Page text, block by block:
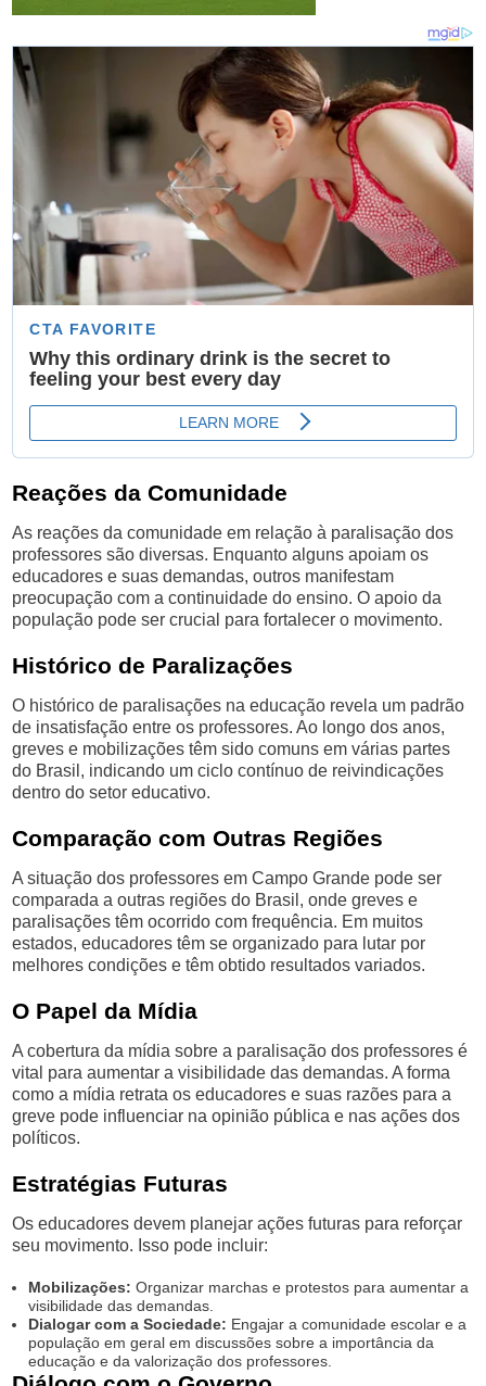
Reações da Comunidade
As reações da comunidade em relação à paralisação dos
professores são diversas. Enquanto alguns apoiam os
educadores e suas demandas, outros manifestam
preocupação com a continuidade do ensino. O apoio da
população pode ser crucial para fortalecer o movimento.
Histórico de Paralizações
O histórico de paralisações na educação revela um padrão
de insatisfação entre os professores. Ao longo dos anos,
greves e mobilizações têm sido comuns em várias partes
do Brasil, indicando um ciclo contínuo de reivindicações
dentro do setor educativo.
Comparação com Outras Regiões
A situação dos professores em Campo Grande pode ser
comparada a outras regiões do Brasil, onde greves e
paralisações têm ocorrido com frequência. Em muitos
estados, educadores têm se organizado para lutar por
melhores condições e têm obtido resultados variados.
O Papel da Mídia
A cobertura da mídia sobre a paralisação dos professores é
vital para aumentar a visibilidade das demandas. A forma
como a mídia retrata os educadores e suas razões para a
greve pode influenciar na opinião pública e nas ações dos
políticos.
Estratégias Futuras
Os educadores devem planejar ações futuras para reforçar
seu movimento. Isso pode incluir:
Mobilizações: Organizar marchas e protestos para aumentar a
visibilidade das demandas.
Dialogar com a Sociedade: Engajar a comunidade escolar e a
população em geral em discussões sobre a importância da
educação e da valorização dos professores.